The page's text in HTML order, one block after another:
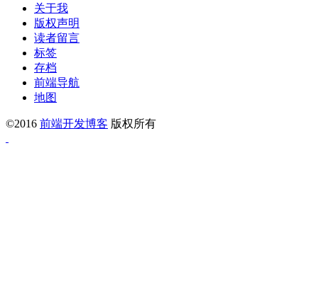
关于我
版权声明
读者留言
标签
存档
前端导航
地图
©2016 前端开发博客 版权所有